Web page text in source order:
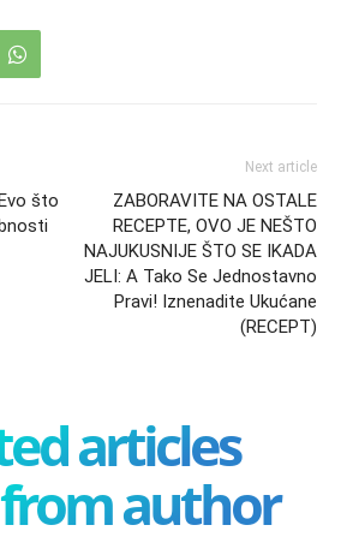
što
Next article
ZABORAVITE NA OSTALE
RECEPTE, OVO JE NEŠTO
NAJUKUSNIJE ŠTO SE IKADA
JELI: A Tako Se Jednostavno
Pravi! Iznenadite Ukućane
(RECEPT)
articles
author